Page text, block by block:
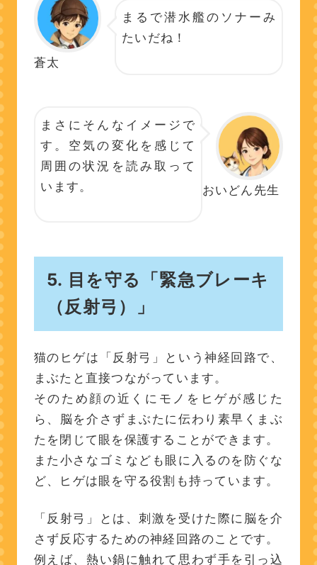
蒼太
まるで潜水艦のソナーみ
たいだね！
おいどん先生
まさにそんなイメージで
す。空気の変化を感じて
周囲の状況を読み取って
います。
5. 目を守る「緊急ブレーキ
（反射弓）」
猫のヒゲは「反射弓」という神経回路で、
まぶたと直接つながっています。
そのため顔の近くにモノをヒゲが感じた
ら、脳を介さずまぶたに伝わり素早くまぶ
たを閉じて眼を保護することができます。
また小さなゴミなども眼に入るのを防ぐな
ど、ヒゲは眼を守る役割も持っています。
「反射弓」とは、刺激を受けた際に脳を介
さず反応するための神経回路のことです。
例えば、熱い鍋に触れて思わず手を引っ込